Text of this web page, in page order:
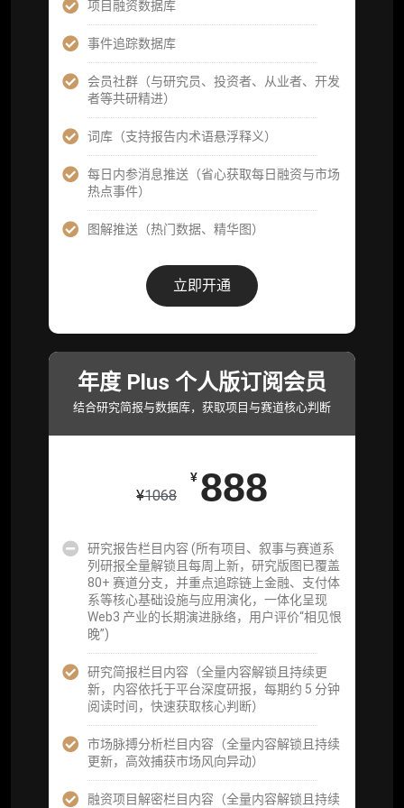
项目融资数据库
事件追踪数据库
会员社群（与研究员、投资者、从业者、开发
者等共研精进）
词库（支持报告内术语悬浮释义）
每日内参消息推送（省心获取每日融资与市场
热点事件）
图解推送（热门数据、精华图）
立即开通
年度 Plus 个人版订阅会员
结合研究简报与数据库，获取项目与赛道核心判断
¥1068
¥ 888
研究报告栏目内容 (所有项目、叙事与赛道系
列研报全量解锁且每周上新，研究版图已覆盖
80+ 赛道分支，并重点追踪链上金融、支付体
系等核心基础设施与应用演化，一体化呈现
Web3 产业的长期演进脉络，用户评价“相见恨
晚”)
研究简报栏目内容（全量内容解锁且持续更
新，内容依托于平台深度研报，每期约 5 分钟
阅读时间，快速获取核心判断）
市场脉搏分析栏目内容（全量内容解锁且持续
更新，高效捕获市场风向异动）
融资项目解密栏目内容（全量内容解锁且持续
淀内容）​
研精进）
可下载报告 PDF 版（12 次/年）
供，2次/年)
列研报全量解锁且每周上新，研究版图已覆盖
80+ 赛道分支，并重点追踪链上金融、支付体
系等核心基础设施与应用演化，一体化呈现
研究简报栏目内容（内容依托于研报，快速获
取研究对象核心判断）
市场脉搏分析、融资项目解密栏目内容（持续
项目融资数据库
会员周报（一周精华高效吸收）
解锁本会员权限的栏目历史内容
词库（支持报告内术语悬浮释义）
每日内参消息推送
研究方向沟通与反馈
定制化研究报告折扣（9.5 折）